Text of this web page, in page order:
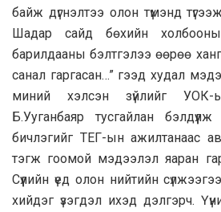
байж дүгнэлтээ олон түмэнд
Шадар сайд бөхийн холбооны
барилдааны бэлтгэлээ өөрөө
санал гаргасан…” гээд худал
миний хэлсэн зүйлийг
Б.Ууганбаяр тусгайлан
бичлэгийг ТЕГ-ын ажилтанаас
тэгж гоомой мэдээлэл яаран
Сүүлийн үед олон нийтийн
хийдэг үзэгдэл ихэд дэлгэрч.